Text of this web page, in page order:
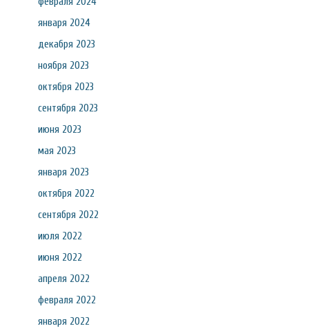
января 2024
декабря 2023
ноября 2023
октября 2023
сентября 2023
июня 2023
мая 2023
января 2023
октября 2022
сентября 2022
июля 2022
июня 2022
апреля 2022
февраля 2022
января 2022